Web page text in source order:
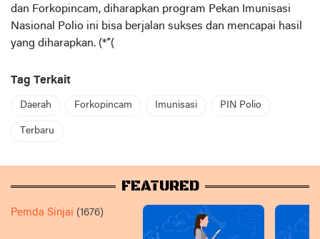
dan Forkopincam, diharapkan program Pekan Imunisasi
Nasional Polio ini bisa berjalan sukses dan mencapai hasil
yang diharapkan. (*”(
Tag Terkait
Daerah Forkopincam Imunisasi PIN Polio
Terbaru
FEATURED
Pemda Sinjai (1676)